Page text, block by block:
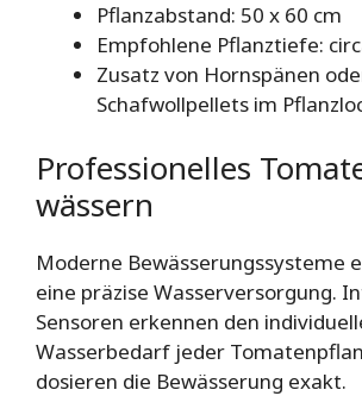
Pflanzabstand: 50 x 60 cm
Empfohlene Pflanztiefe:
Zusatz von Hornspänen
Schafwollpellets im
Professionelles
wässern
Moderne Bewässerungssysteme
eine präzise Wasserversorgung.
Sensoren erkennen den
Wasserbedarf jeder
dosieren die Bewässerung exakt.